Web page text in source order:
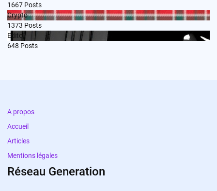
1667 Posts
Crypto
1373 Posts
Edito
648 Posts
A propos
Accueil
Articles
Mentions légales
Réseau Generation